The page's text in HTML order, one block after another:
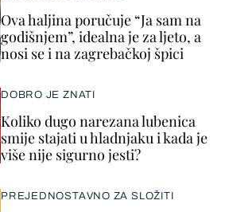
Ova haljina poručuje “Ja sam na
godišnjem”, idealna je za ljeto, a
nosi se i na zagrebačkoj špici
DOBRO JE ZNATI
Koliko dugo narezana lubenica
smije stajati u hladnjaku i kada je
više nije sigurno jesti?
PREJEDNOSTAVNO ZA SLOŽITI